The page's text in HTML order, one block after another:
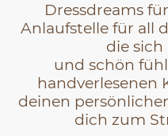
Dressdreams
Anlaufstelle für all
die sich
und schön
handverlesenen
deinen
dich zum